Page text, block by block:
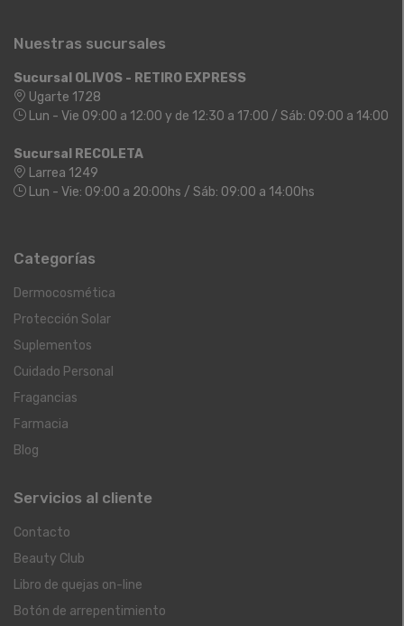
Nuestras sucursales
Sucursal OLIVOS - RETIRO EXPRESS
Ugarte 1728
Lun - Vie 09:00 a 12:00 y de 12:30 a 17:00 / Sáb: 09:00 a 14:00
Sucursal RECOLETA
Larrea 1249
Lun - Vie: 09:00 a 20:00hs / Sáb: 09:00 a 14:00hs
Categorías
Dermocosmética
Protección Solar
Suplementos
Cuidado Personal
Fragancias
Farmacia
Blog
Servicios al cliente
Contacto
Beauty Club
Libro de quejas on-line
Botón de arrepentimiento